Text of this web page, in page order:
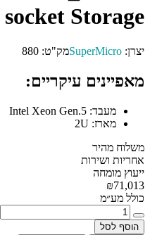
Storage
יצרן: SuperMicroמק"ט: 880
מאפיינים עיקריים:
מעבד:
מארז:
משלוח מהיר
אחריות ושירות
ייעוץ מומחה
₪71,013
כולל מע״מ
הוסף לסל